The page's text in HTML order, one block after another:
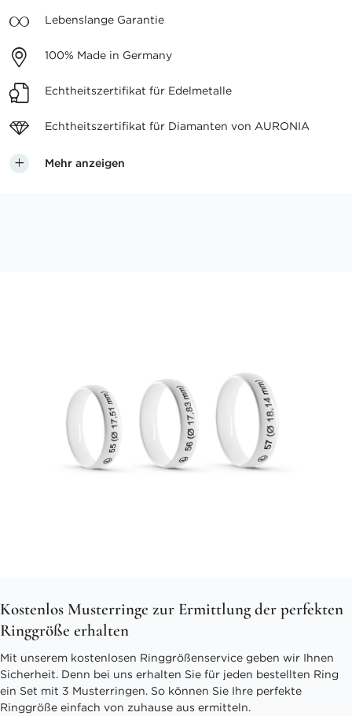
Lebenslange Garantie
100% Made in Germany
Echtheitszertifikat für Edelmetalle
Echtheitszertifikat für Diamanten von AURONIA
Mehr anzeigen
Kostenlos Musterringe zur Ermittlung der perfekten
Ringgröße erhalten
Mit unserem kostenlosen Ringgrößenservice geben wir Ihnen
Sicherheit. Denn bei uns erhalten Sie für jeden bestellten Ring
ein Set mit 3 Musterringen. So können Sie Ihre perfekte
Ringgröße einfach von zuhause aus ermitteln.